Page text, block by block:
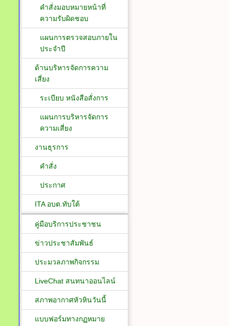
คำสั่งมอบหมายหน้าที่
ความรับผิดชอบ
แผนการตรวจสอบภายใน
ประจำปี
ด้านบริหารจัดการความ
เสี่ยง
ระเบียบ หนังสือสั่งการ
แผนการบริหารจัดการ
ความเสี่ยง
งานธุรการ
คำสั่ง
ประกาศ
ITA อบต.ทับใต้
คู่มือบริการประชาชน
ข่าวประชาสัมพันธ์
ประมวลภาพกิจกรรม
LiveChat สนทนาออนไลน์
สภาพอากาศหัวหินวันนี้
แบบฟอร์มทางกฏหมาย